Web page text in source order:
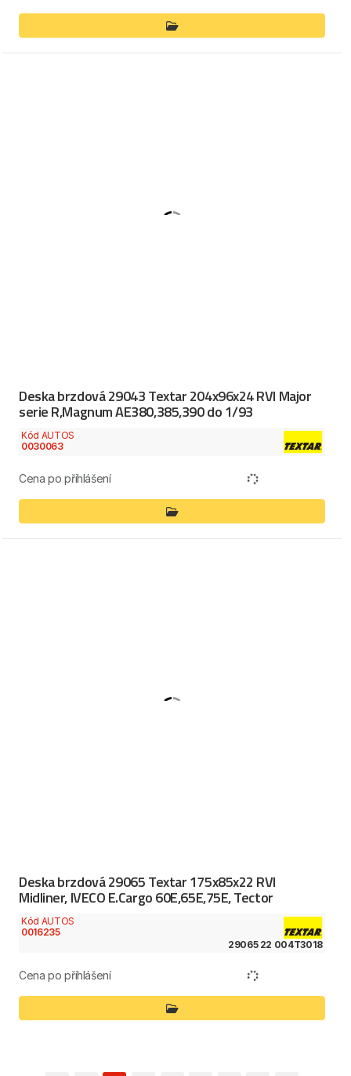
Deska brzdová 29043 Textar 204x96x24 RVI Major
serie R,Magnum AE380,385,390 do 1/93
Kód AUTOS
0030063
Cena po přihlášení
Deska brzdová 29065 Textar 175x85x22 RVI
Midliner, IVECO E.Cargo 60E,65E,75E, Tector
Kód AUTOS
0016235
29065 22 004T3018
Cena po přihlášení